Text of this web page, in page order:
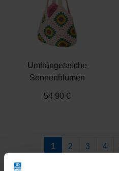
Umhängetasche
Sonnenblumen
54,90 €
1 2 3 4